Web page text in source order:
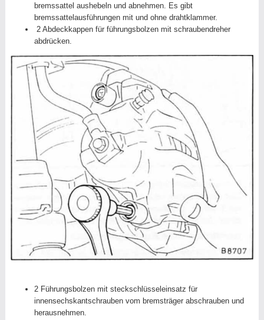
bremssattel aushebeln und abnehmen. Es gibt
bremssattelausführungen mit und ohne drahtklammer.
2 Abdeckkappen für führungsbolzen mit schraubendreher
abdrücken.
2 Führungsbolzen mit steckschlüsseleinsatz für
innensechskantschrauben vom bremsträger abschrauben und
herausnehmen.